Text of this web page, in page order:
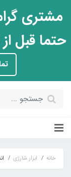
مشتری
حتما قبل
تماس:
خانه ابزار شارژی